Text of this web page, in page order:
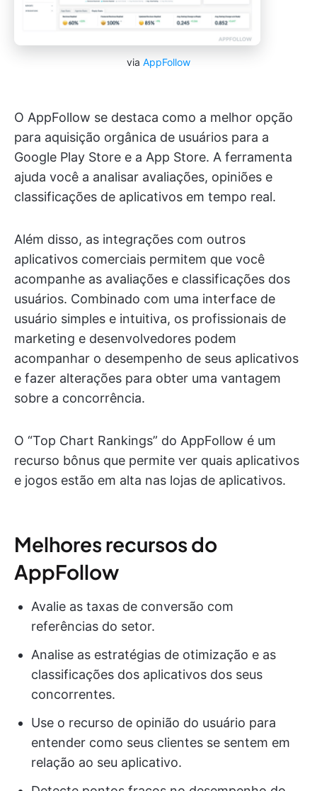
via AppFollow
O AppFollow se destaca como a melhor opção
para aquisição orgânica de usuários para a
Google Play Store e a App Store. A ferramenta
ajuda você a analisar avaliações, opiniões e
classificações de aplicativos em tempo real.
Além disso, as integrações com outros
aplicativos comerciais permitem que você
acompanhe as avaliações e classificações dos
usuários. Combinado com uma interface de
usuário simples e intuitiva, os profissionais de
marketing e desenvolvedores podem
acompanhar o desempenho de seus aplicativos
e fazer alterações para obter uma vantagem
sobre a concorrência.
O “Top Chart Rankings” do AppFollow é um
recurso bônus que permite ver quais aplicativos
e jogos estão em alta nas lojas de aplicativos.
Melhores recursos do
AppFollow
Avalie as taxas de conversão com
referências do setor.
Analise as estratégias de otimização e as
classificações dos aplicativos dos seus
concorrentes.
Use o recurso de opinião do usuário para
entender como seus clientes se sentem em
relação ao seu aplicativo.